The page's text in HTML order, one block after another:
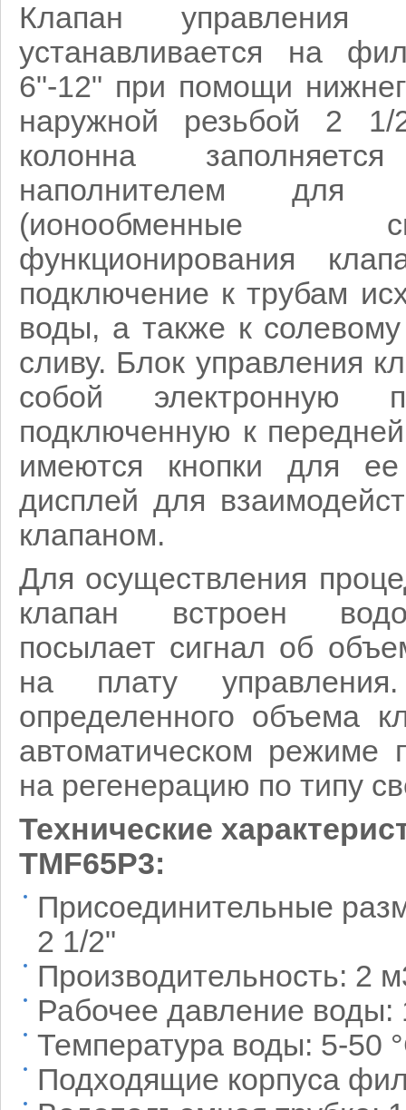
Клапан управления
устанавливается на
6"-12" при помощи
наружной резьбой 2 1/
колонна
наполнителем для
функционирования
подключение к трубам
воды, а также к
сливу. Блок управления
собой электронную
подключенную к
имеются кнопки для
дисплей для
клапаном.
Для осуществления
клапан встроен
посылает сигнал об
на плату
определенного объема
автоматическом режиме
на регенерацию по типу
Технические
TMF65P3:
Присоединительные
2 1/2"
Производительность: 2
Рабочее давление воды:
Температура воды: 5-50
Подходящие корпуса